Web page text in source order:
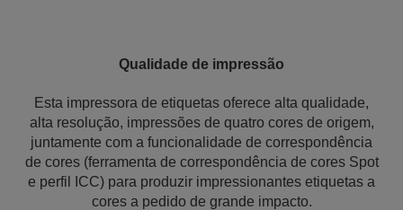
Qualidade de impressão
Esta impressora de etiquetas oferece alta qualidade,
alta resolução, impressões de quatro cores de origem,
juntamente com a funcionalidade de correspondência
de cores (ferramenta de correspondência de cores Spot
e perfil ICC) para produzir impressionantes etiquetas a
cores a pedido de grande impacto.